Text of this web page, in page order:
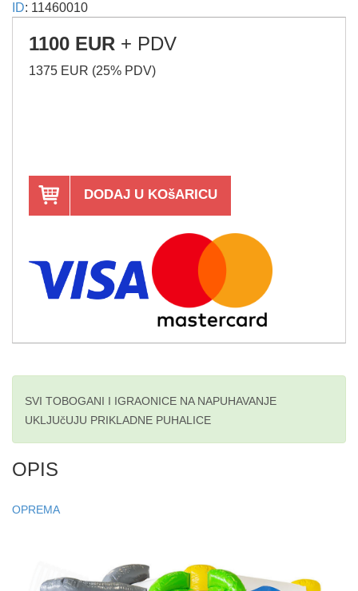
ID: 11460010
1100 EUR + PDV
1375 EUR (25% PDV)
DODAJ U KOšARICU
SVI TOBOGANI I IGRAONICE NA NAPUHAVANJE
UKLJUčUJU PRIKLADNE PUHALICE
OPIS
OPREMA